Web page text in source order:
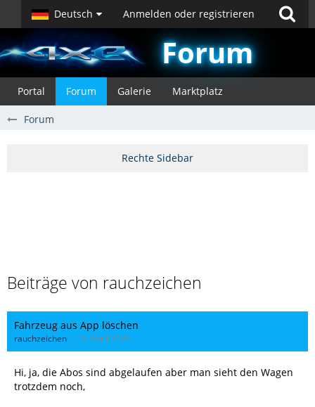
Deutsch Anmelden oder registrieren
Forum
Portal Forum Galerie Marktplatz
Forum
Beiträge von rauchzeichen
Fahrzeug aus App löschen
rauchzeichen 23. April 2026
Hi, ja, die Abos sind abgelaufen aber man sieht den Wagen
trotzdem noch,